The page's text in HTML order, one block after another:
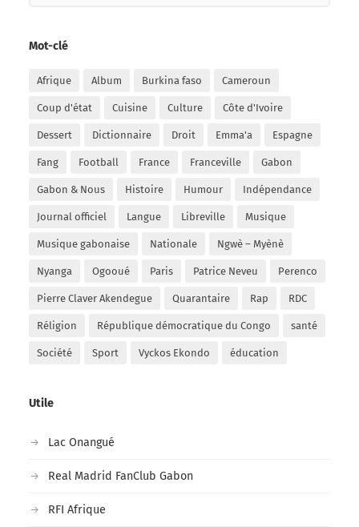
Mot-clé
Afrique Album Burkina faso Cameroun
Coup d'état Cuisine Culture Côte d'Ivoire
Dessert Dictionnaire Droit Emma'a Espagne
Fang Football France Franceville Gabon
Gabon & Nous Histoire Humour Indépendance
Journal officiel Langue Libreville Musique
Musique gabonaise Nationale Ngwè – Myènè
Nyanga Ogooué Paris Patrice Neveu Perenco
Pierre Claver Akendegue Quarantaire Rap RDC
Réligion République démocratique du Congo santé
Société Sport Vyckos Ekondo éducation
Utile
Lac Onangué
Real Madrid FanClub Gabon
RFI Afrique